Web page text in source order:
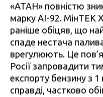
«АТАН» повністю
марку АІ-92. МінТЕК
раніше обіцяв, що
спаде нестача
врегулюють. Це
Росії запровадити
експорту бензину з
справді, частково